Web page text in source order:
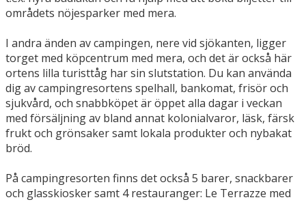
områdets nöjesparker med mera.
I andra änden av campingen, nere vid sjökanten, ligger
torget med köpcentrum med mera, och det är också här
ortens lilla turisttåg har sin slutstation. Du kan använda
dig av campingresortens spelhall, bankomat, frisör och
sjukvård, och snabbköpet är öppet alla dagar i veckan
med försäljning av bland annat kolonialvaror, läsk, färsk
frukt och grönsaker samt lokala produkter och nybakat
bröd.
På campingresorten finns det också 5 barer, snackbarer
och glasskiosker samt 4 restauranger: Le Terrazze med